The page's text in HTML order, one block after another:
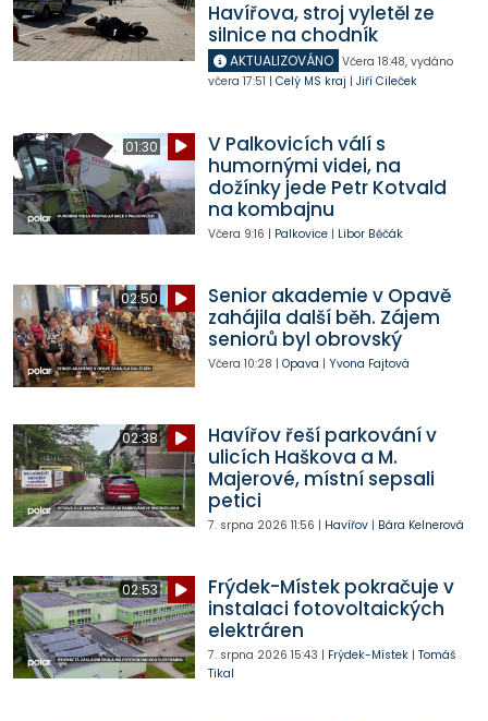
Havířova, stroj vyletěl ze
silnice na chodník
AKTUALIZOVÁNO Včera 18:48, vydáno
včera 17:51 | Celý MS kraj | Jiří Cileček
01:30
V Palkovicích válí s
humornými videi, na
dožínky jede Petr Kotvald
na kombajnu
Včera 9:16 | Palkovice| Libor Běčák
02:50
Senior akademie v Opavě
zahájila další běh. Zájem
seniorů byl obrovský
Včera 10:28 | Opava | Yvona Fajtová
02:38
Havířov řeší parkování v
ulicích Haškova a M.
Majerové, místní sepsali
petici
7. srpna 2026 11:56 | Havířov| Bára Kelnerová
02:53
Frýdek-Místek pokračuje v
instalaci fotovoltaických
elektráren
7. srpna 2026 15:43 | Frýdek-Místek| Tomáš
Tikal